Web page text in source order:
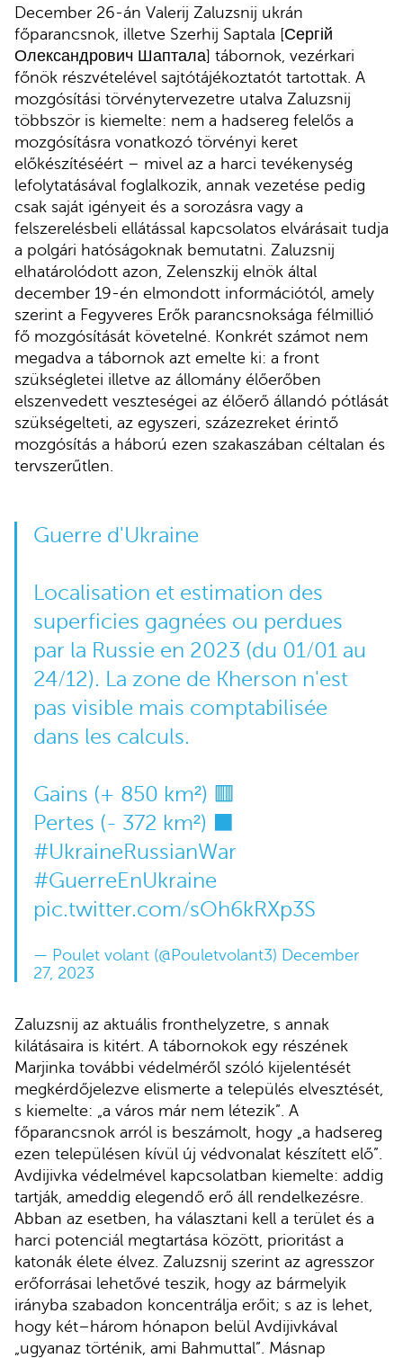
December 26-án Valerij Zaluzsnij ukrán
főparancsnok, illetve Szerhij Saptala [Сергій
Олександрович Шаптала] tábornok, vezérkari
főnök részvételével sajtótájékoztatót tartottak. A
mozgósítási törvénytervezetre utalva Zaluzsnij
többször is kiemelte: nem a hadsereg felelős a
mozgósításra vonatkozó törvényi keret
előkészítéséért – mivel az a harci tevékenység
lefolytatásával foglalkozik, annak vezetése pedig
csak saját igényeit és a sorozásra vagy a
felszerelésbeli ellátással kapcsolatos elvárásait tudja
a polgári hatóságoknak bemutatni. Zaluzsnij
elhatárolódott azon, Zelenszkij elnök által
december 19-én elmondott információtól, amely
szerint a Fegyveres Erők parancsnoksága félmillió
fő mozgósítását követelné. Konkrét számot nem
megadva a tábornok azt emelte ki: a front
szükségletei illetve az állomány élőerőben
elszenvedett veszteségei az élőerő állandó pótlását
szükségelteti, az egyszeri, százezreket érintő
mozgósítás a háború ezen szakaszában céltalan és
tervszerűtlen.
Guerre d'Ukraine
Localisation et estimation des
superficies gagnées ou perdues
par la Russie en 2023 (du 01/01 au
24/12). La zone de Kherson n'est
pas visible mais comptabilisée
dans les calculs.
Gains (+ 850 km²) 🟥
Pertes (- 372 km²) ⬛️
#UkraineRussianWar
#GuerreEnUkraine
pic.twitter.com/sOh6kRXp3S
— Poulet volant (@Pouletvolant3) December
27, 2023
Zaluzsnij az aktuális fronthelyzetre, s annak
kilátásaira is kitért. A tábornokok egy részének
Marjinka további védelméről szóló kijelentését
megkérdőjelezve elismerte a település elvesztését,
s kiemelte: „a város már nem létezik”. A
főparancsnok arról is beszámolt, hogy „a hadsereg
ezen településen kívül új védvonalat készített elő”.
Avdijivka védelmével kapcsolatban kiemelte: addig
tartják, ameddig elegendő erő áll rendelkezésre.
Abban az esetben, ha választani kell a terület és a
harci potenciál megtartása között, prioritást a
katonák élete élvez. Zaluzsnij szerint az agresszor
erőforrásai lehetővé teszik, hogy az bármelyik
irányba szabadon koncentrálja erőit; s az is lehet,
hogy két–három hónapon belül Avdijivkával
„ugyanaz történik, ami Bahmuttal”. Másnap